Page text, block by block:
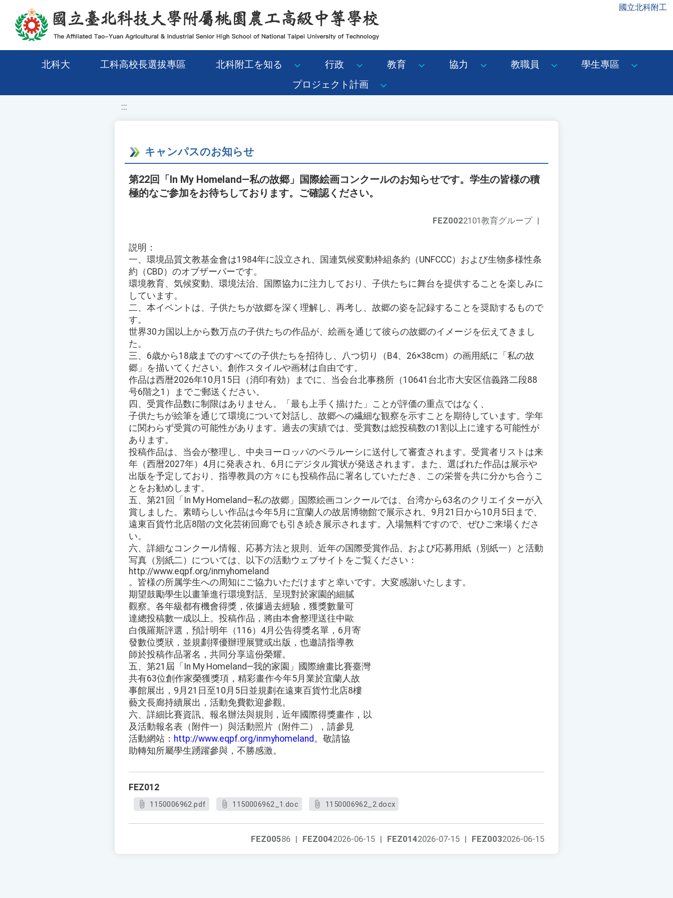
移至網頁之主要內容區位置 國立北科附工
北科大 工科高校長選拔專區 北科附工を知る 行政 教育 協力 教職員
學生專區
プロジェクト計画
:::
キャンパスのお知らせ
第22回「In My Homeland—私の故郷」国際絵画コンクールのお知らせです。学生の皆様の積
極的なご参加をお待ちしております。ご確認ください。
FEZ0022101教育グループ |
説明：
一、環境品質文教基金會は1984年に設立され、国連気候変動枠組条約（UNFCCC）および生物多様性条
約（CBD）のオブザーバーです。
環境教育、気候変動、環境法治、国際協力に注力しており、子供たちに舞台を提供することを楽しみに
しています。
二、本イベントは、子供たちが故郷を深く理解し、再考し、故郷の姿を記録することを奨励するもので
す。
世界30カ国以上から数万点の子供たちの作品が、絵画を通じて彼らの故郷のイメージを伝えてきまし
た。
三、6歳から18歳までのすべての子供たちを招待し、八つ切り（B4、26×38cm）の画用紙に「私の故
郷」を描いてください。創作スタイルや画材は自由です。
作品は西暦2026年10月15日（消印有効）までに、当会台北事務所（10641台北市大安区信義路二段88
号6階之1）までご郵送ください。
四、受賞作品数に制限はありません。「最も上手く描けた」ことが評価の重点ではなく、
子供たちが絵筆を通じて環境について対話し、故郷への繊細な観察を示すことを期待しています。学年
に関わらず受賞の可能性があります。過去の実績では、受賞数は総投稿数の1割以上に達する可能性が
あります。
投稿作品は、当会が整理し、中央ヨーロッパのベラルーシに送付して審査されます。受賞者リストは来
年（西暦2027年）4月に発表され、6月にデジタル賞状が発送されます。また、選ばれた作品は展示や
出版を予定しており、指導教員の方々にも投稿作品に署名していただき、この栄誉を共に分かち合うこ
とをお勧めします。
五、第21回「In My Homeland—私の故郷」国際絵画コンクールでは、台湾から63名のクリエイターが入
賞しました。素晴らしい作品は今年5月に宜蘭人の故居博物館で展示され、9月21日から10月5日まで、
遠東百貨竹北店8階の文化芸術回廊でも引き続き展示されます。入場無料ですので、ぜひご来場くださ
い。
六、詳細なコンクール情報、応募方法と規則、近年の国際受賞作品、および応募用紙（別紙一）と活動
写真（別紙二）については、以下の活動ウェブサイトをご覧ください：
http://www.eqpf.org/inmyhomeland
。皆様の所属学生への周知にご協力いただけますと幸いです。大変感謝いたします。
期望鼓勵學生以畫筆進行環境對話、呈現對於家園的細膩
觀察。各年級都有機會得獎，依據過去經驗，獲獎數量可
達總投稿數一成以上。投稿作品，將由本會整理送往中歐
白俄羅斯評選，預計明年（116）4月公告得獎名單，6月寄
發數位獎狀，並規劃擇優辦理展覽或出版，也邀請指導教
師於投稿作品署名，共同分享這份榮耀。
五、第21屆「In My Homeland—我的家園」國際繪畫比賽臺灣
共有63位創作家榮獲獎項，精彩畫作今年5月業於宜蘭人故
事館展出，9月21日至10月5日並規劃在遠東百貨竹北店8樓
藝文長廊持續展出，活動免費歡迎參觀。
六、詳細比賽資訊、報名辦法與規則，近年國際得獎畫作，以
及活動報名表（附件一）與活動照片（附件二），請參見
活動網站： http://www.eqpf.org/inmyhomeland。敬請協
助轉知所屬學生踴躍參與，不勝感激。
FEZ012
1150006962.pdf 1150006962_1.doc 1150006962_2.docx
FEZ0032026-06-15
FEZ0142026-07-15 |
FEZ0042026-06-15 |
FEZ00586 |